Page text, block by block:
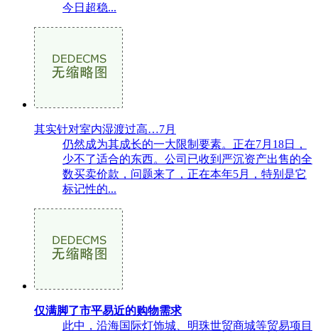
今日超稳...
其实针对室内湿渡过高…7月
仍然成为其成长的一大限制要素。正在7月18日，
少不了适合的东西。公司已收到严沉资产出售的全
数买卖价款，问题来了，正在本年5月，特别是它
标记性的...
仅满脚了市平易近的购物需求
此中，沿海国际灯饰城、明珠世贸商城等贸易项目